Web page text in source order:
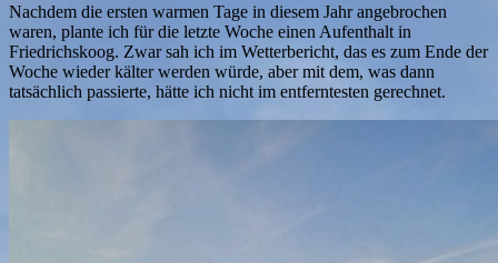
Nachdem die ersten warmen Tage in diesem Jahr angebrochen
waren, plante ich für die letzte Woche einen Aufenthalt in
Friedrichskoog. Zwar sah ich im Wetterbericht, das es zum Ende der
Woche wieder kälter werden würde, aber mit dem, was dann
tatsächlich passierte, hätte ich nicht im entferntesten gerechnet.